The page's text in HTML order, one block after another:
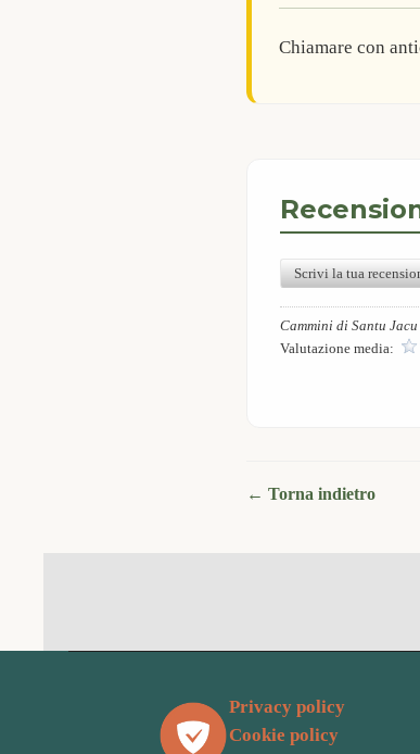
Chiamare con
Scrivi la tua
Cammini di Santu
Valutazione media:
← Torna indietro
Privacy policy
Cookie policy